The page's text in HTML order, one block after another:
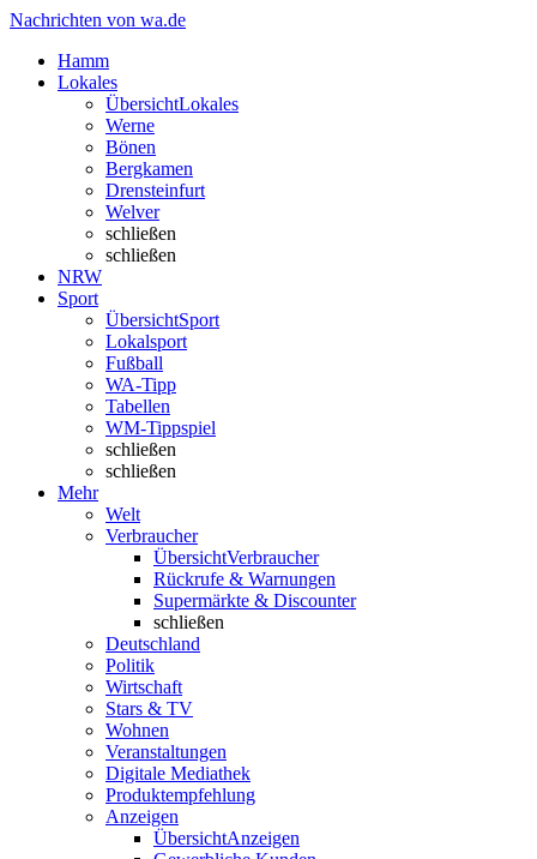
Nachrichten von wa.de
Hamm
Lokales
ÜbersichtLokales
Werne
Bönen
Bergkamen
Drensteinfurt
Welver
schließen
schließen
NRW
Sport
ÜbersichtSport
Lokalsport
Fußball
WA-Tipp
Tabellen
WM-Tippspiel
schließen
schließen
Mehr
Welt
Verbraucher
ÜbersichtVerbraucher
Rückrufe & Warnungen
Supermärkte & Discounter
schließen
Deutschland
Politik
Wirtschaft
Stars & TV
Wohnen
Veranstaltungen
Digitale Mediathek
Produktempfehlung
Anzeigen
ÜbersichtAnzeigen